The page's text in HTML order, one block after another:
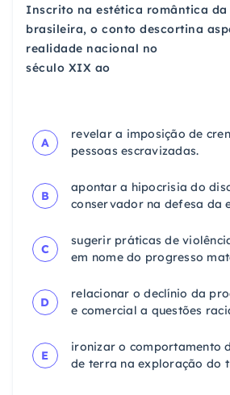
Inscrito na estética romântica
brasileira, o conto descortina
realidade nacional no
século XIX ao
A
revelar a imposição de
pessoas escravizadas.
B
apontar a hipocrisia do
conservador na defesa da
C
sugerir práticas de
em nome do progresso
D
relacionar o declínio da
e comercial a questões
E
ironizar o comportamento
de terra na exploração do